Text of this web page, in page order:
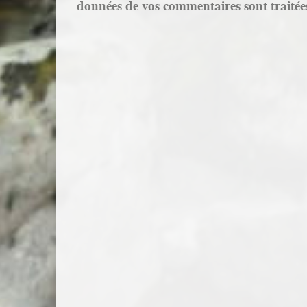
données de vos commentaires sont